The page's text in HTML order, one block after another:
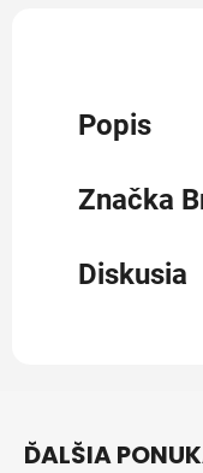
Popis
Značka
Diskusia
ĎALŠIA